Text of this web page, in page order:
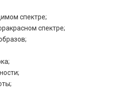
спектре;
спектре;